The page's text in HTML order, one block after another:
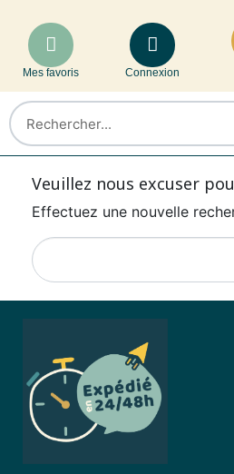
Mes favoris Connexion
Veuillez nous excuser
Effectuez une nouvelle